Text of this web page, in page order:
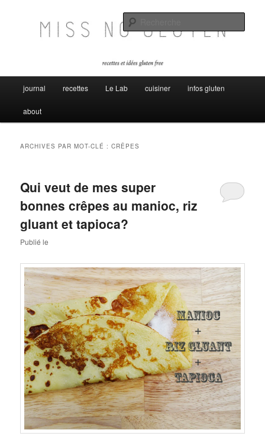
principal
journal recettes Le Lab cuisiner infos gluten
about
ARCHIVES PAR MOT-CLÉ :CRÊPES
Qui veut de mes super
bonnes crêpes au manioc, riz
gluant et tapioca?
Publié le